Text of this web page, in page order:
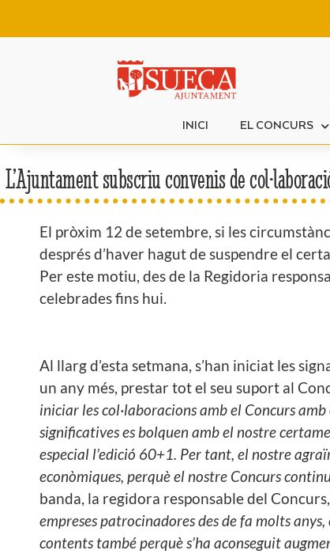
INICI EL CONCURS
L’Ajuntament subscriu convenis de
El pròxim 12 de setembre, si les
després d’haver hagut de suspendre el
Per este motiu, des de la Regidoria
celebrades fins hui.
Al llarg d’esta setmana, s’han iniciat les
un any més, prestar tot el seu suport al
iniciar les col·laboracions amb el Concurs
significatives es bolquen amb el nostre
especial l’edició 60+1. Per tant, el nostre
econòmiques, perquè el nostre Concurs
banda, la regidora responsable del Concurs,
empreses patrocinadores des de fa molts
contents també perquè s’ha aconseguit